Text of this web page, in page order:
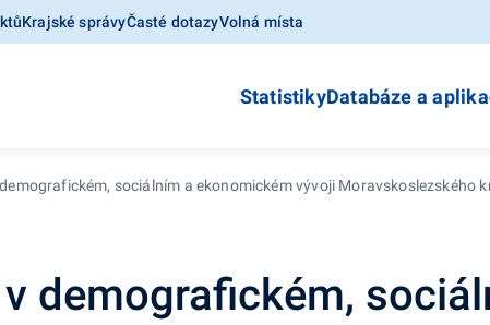
Krajské správyČasté dotazyVolná místa
StatistikyDatabáze a
sociálním a ekonomickém vývoji Moravskoslezského
demografickém,